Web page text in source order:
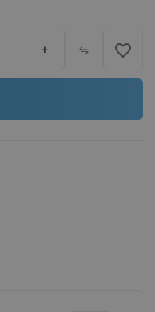
+ favorite_border